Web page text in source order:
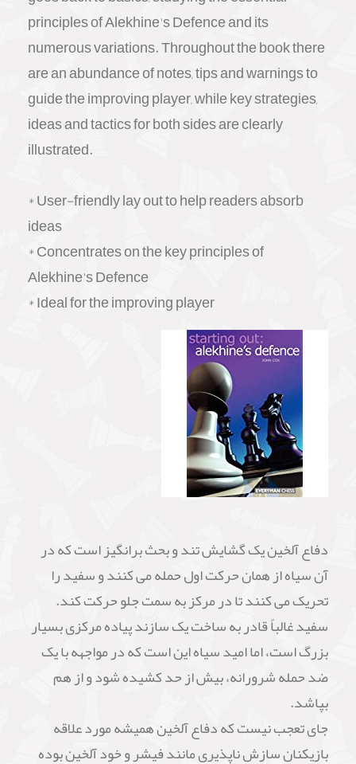
principles of Alekhine's Defence and its
numerous variations. Throughout the book there
are an abundance of notes, tips and warnings to
guide the improving player, while key strategies,
ideas and tactics for both sides are clearly
illustrated.
* User-friendly lay out to help readers absorb
ideas
* Concentrates on the key principles of
Alekhine's Defence
* Ideal for the improving player
دفاع آلخین یک گشایش تند و بحث برانگیز است که در
آن سیاه از همان حرکت اول حمله می کنند و سفید را
تحریک می کنند تا در مرکز به سمت جلو حرکت کند.
سفید غالباً قادر به ساخت یک سازند پیاده مرکزی بسیار
بزرگ است، اما امید سیاه این است که در مواجهه با یک
ضد حمله شرورانه، بیش از حد کشیده شود و از هم
بپاشد.
جای تعجب نیست که دفاع آلخین همیشه مورد علاقه
بازیکنان سازش ناپذیری مانند فیشر و خود آلخین بوده